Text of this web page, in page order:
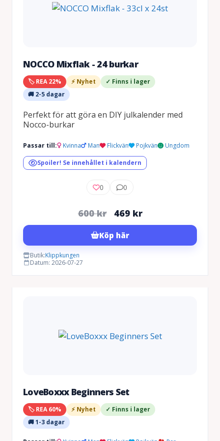
NOCCO Mixflak - 24 burkar
🏷️ REA 22% ⚡ Nyhet
✓ Finns i lager
🚚 2-5 dagar
Perfekt för att göra en DIY julkalender med
Nocco-burkar
Passar till: Kvinna Man Flickvän Pojkvän Ungdom
Spoiler! Se innehållet i kalendern
0 0
600kr
Det
ursprungliga
priset
469 krDet
nuvarande
Köp här
Butik:Klippkungen
Datum: 2026-07-27
LoveBoxxx Beginners Set
🏷️ REA 60% ⚡ Nyhet
✓ Finns i lager
🚚 1-3 dagar